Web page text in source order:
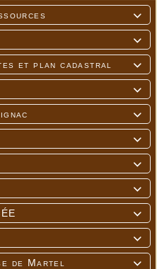



et plan cadastral








de Martel